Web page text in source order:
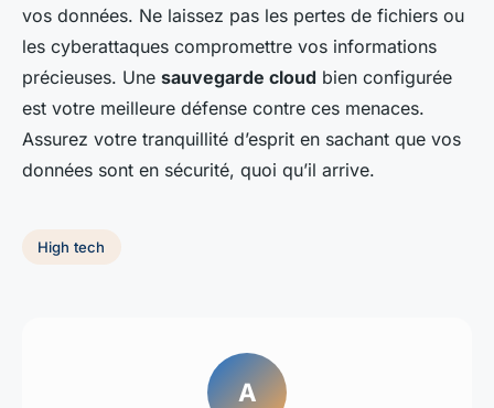
vos données. Ne laissez pas les pertes de fichiers ou
les cyberattaques compromettre vos informations
précieuses. Une sauvegarde cloud bien configurée
est votre meilleure défense contre ces menaces.
Assurez votre tranquillité d’esprit en sachant que vos
données sont en sécurité, quoi qu’il arrive.
High tech
A